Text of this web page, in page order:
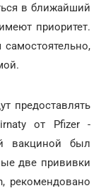
в ближайший
приоритет.
предоставлять
от Pfizer -
вакциной был
две прививки
рекомендовано